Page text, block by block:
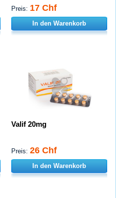
Preis: 17 Chf
In den Warenkorb
Valif 20mg
Preis: 26 Chf
In den Warenkorb